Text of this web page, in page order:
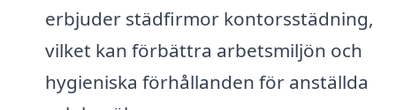
erbjuder städfirmor kontorsstädning,
vilket kan förbättra arbetsmiljön och
hygieniska förhållanden för anställda